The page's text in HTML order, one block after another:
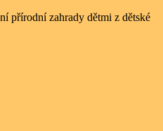
přírodní zahrady dětmi z dětské